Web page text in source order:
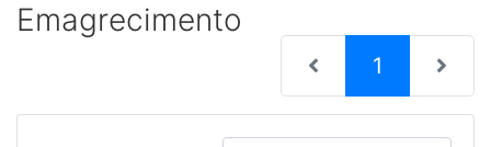
Emagrecimento
1 (current)